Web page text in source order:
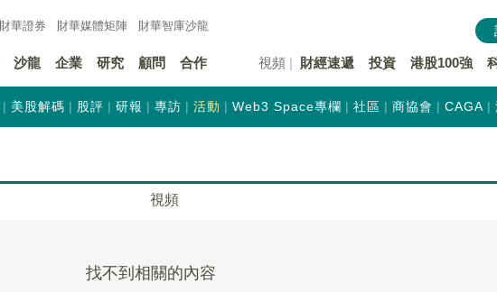
財華證券 財華媒體矩陣 財華智庫沙龍
沙龍 企業 研究 顧問 合作 視頻 財經速遞 投資 港股100強
美股解碼 股評 研報 專訪 活動 Web3 Space專欄 社區 商協會 CAGA
視頻
找不到相關的內容